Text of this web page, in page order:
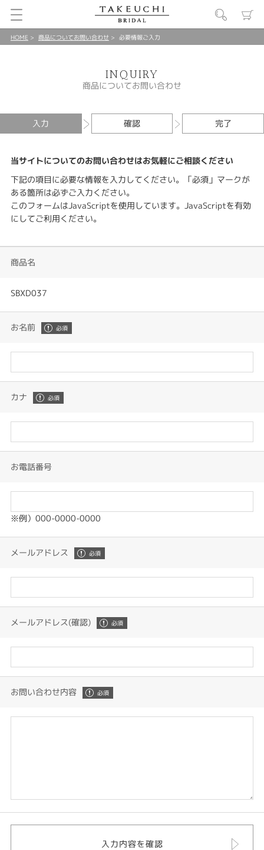
HOME 商品についてお問い合わせ 必要情報ご入力
INQUIRY
商品についてお問い合わせ
入力 確認 完了
当サイトについてのお問い合わせはお気軽にご相談ください
下記の項目に必要な情報を入力してください。「必須」マークが
ある箇所は必ずご入力ください。
このフォームはJavaScriptを使用しています。JavaScriptを有効
にしてご利用ください。
商品名
SBXD037
お名前
カナ
お電話番号
※例）000-0000-0000
メールアドレス
メールアドレス(確認)
お問い合わせ内容